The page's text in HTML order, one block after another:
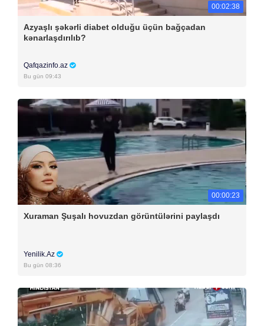
00:02:38
Azyaşlı şəkərli diabet olduğu üçün bağçadan
kənarlaşdırılıb?
Qafqazinfo.az
Bu gün 09:43
00:00:23
Xuraman Şuşalı hovuzdan görüntülərini paylaşdı
Yenilik.Az
Bu gün 08:36